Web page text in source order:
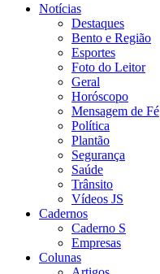
Notícias
Destaques
Bento e Região
Esportes
Foto do Leitor
Geral
Horóscopo
Mensagem de Fé
Política
Plantão
Segurança
Saúde
Trânsito
Vídeos JS
Cadernos
Caderno S
Empresas
Colunas